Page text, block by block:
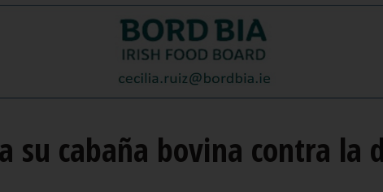
su cabaña bovina contra la